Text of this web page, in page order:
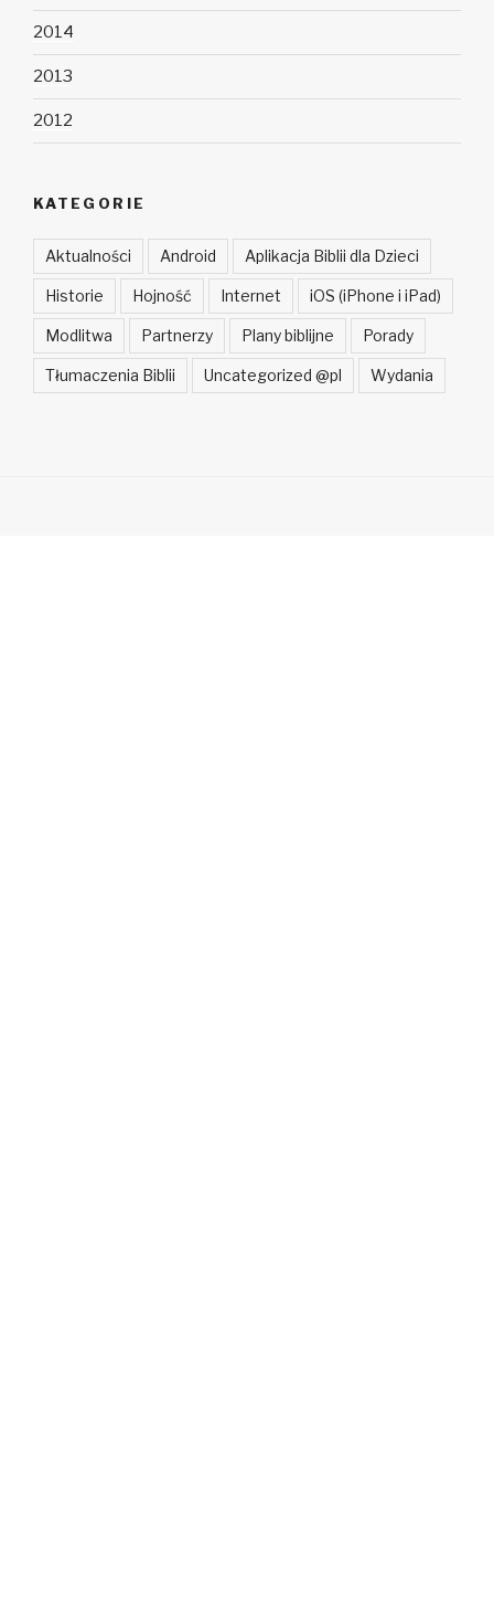
2014
2013
2012
KATEGORIE
Aktualności Android Aplikacja Biblii dla Dzieci
Historie Hojność Internet iOS (iPhone i iPad)
Modlitwa Partnerzy Plany biblijne Porady
Tłumaczenia Biblii Uncategorized @pl Wydania